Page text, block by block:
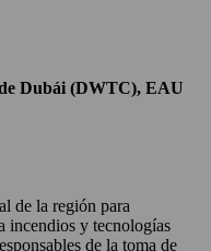
Dubái (DWTC), EAU
de la región para
incendios y tecnologías
de la toma de